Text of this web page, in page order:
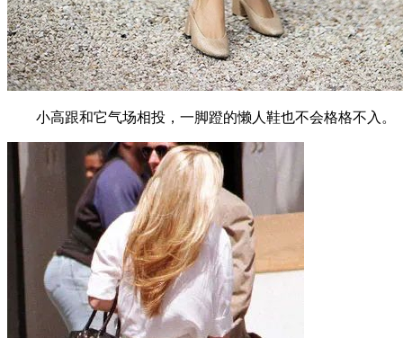
小高跟和它气场相投，一脚蹬的懒人鞋也不会格格不入。